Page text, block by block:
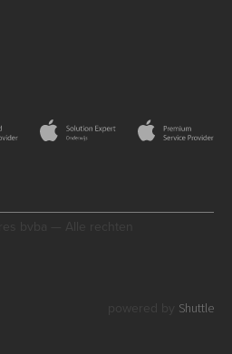
bvba — Alle rechten
Shuttle